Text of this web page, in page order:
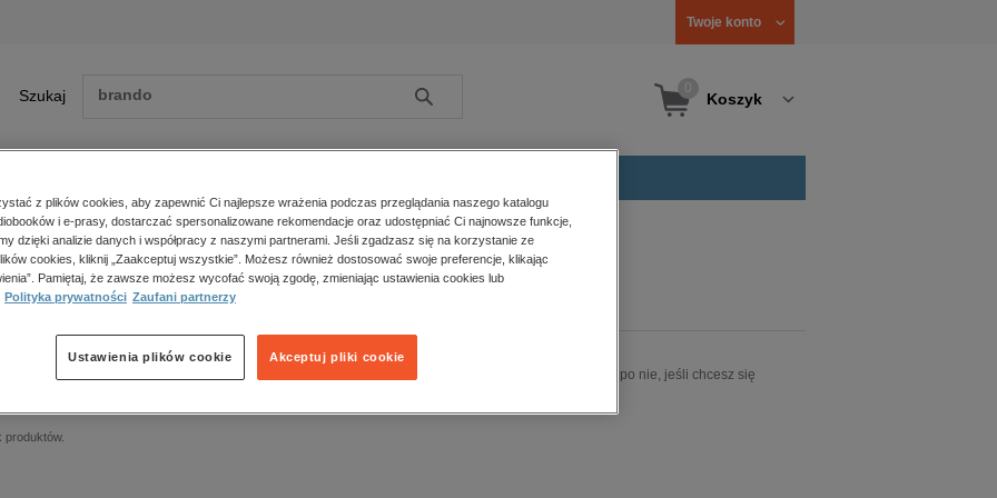
Twoje konto
Szukaj Szukaj Koszyk
Zobacz wszystkie E-prasa
polityka, społeczno-informacyjne
psychologiczne
popularno-naukowe
historia
religie
główna audiobooki Psychologia
– audiobooki
psychologiczne tłumaczą nasze emocje, zachowania i mechanizmy relacji międzyludzkich. Sięgnij po nie, jeśli chcesz się
produktów.
z plików cookies, aby zapewnić Ci najlepsze wrażenia podczas przeglądania naszego katalogu
i e-prasy, dostarczać spersonalizowane rekomendacje oraz udostępniać Ci najnowsze funkcje,
dzięki analizie danych i współpracy z naszymi partnerami. Jeśli zgadzasz się na korzystanie ze
cookies, kliknij „Zaakceptuj wszystkie”. Możesz również dostosować swoje preferencje, klikając
Pamiętaj, że zawsze możesz wycofać swoją zgodę, zmieniając ustawienia cookies lub
Polityka prywatności Zaufani partnerzy
Akceptuj pliki cookie
Ustawienia plików cookie